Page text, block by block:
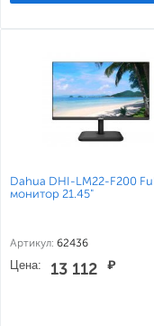
Dahua DHI-LM22-F200
монитор 21.45"
Артикул: 62436
Цена: 13 112 ₽